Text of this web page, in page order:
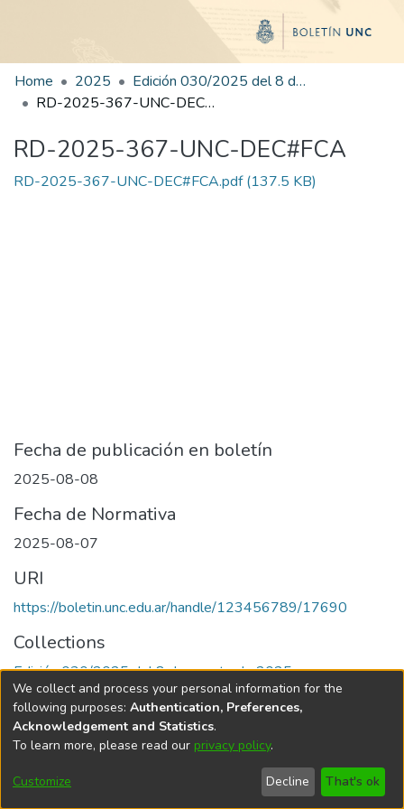
Home 2025
Edición 030/2025 del 8 de agosto de 2025
RD-2025-367-UNC-DEC#FCA
RD-2025-367-UNC-DEC#FCA
RD-2025-367-UNC-DEC#FCA.pdf(137.5 KB)
Fecha de publicación en boletín
2025-08-08
Fecha de Normativa
2025-08-07
URI
https://boletin.unc.edu.ar/handle/123456789/17690
Collections
Edición 030/2025 del 8 de agosto de 2025
Universidad Nacional de Córdoba
We collect and process your personal information for the
following purposes: Authentication, Preferences,
Acknowledgement and Statistics.
To learn more, please read our privacy policy.
Customize Decline That's ok